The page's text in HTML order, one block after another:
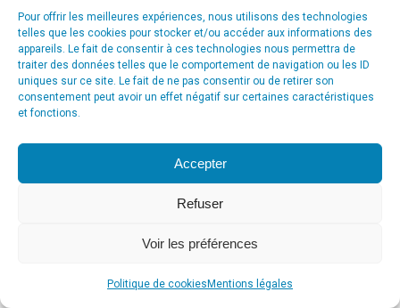
Pour offrir les meilleures expériences, nous utilisons des technologies
telles que les cookies pour stocker et/ou accéder aux informations des
appareils. Le fait de consentir à ces technologies nous permettra de
traiter des données telles que le comportement de navigation ou les ID
uniques sur ce site. Le fait de ne pas consentir ou de retirer son
consentement peut avoir un effet négatif sur certaines caractéristiques
et fonctions.
Accepter
Refuser
Voir les préférences
Politique de cookies Mentions légales
communication et marketing à Ath
menu_principal